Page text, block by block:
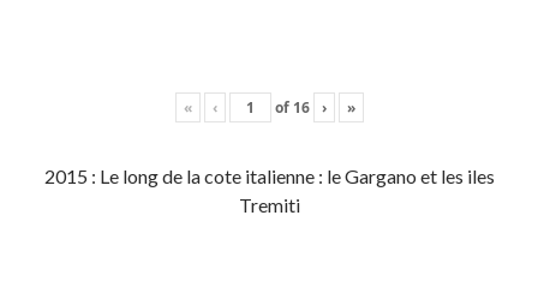
« ‹ of 16 › »
2015 : Le long de la cote italienne : le Gargano et les iles
Tremiti